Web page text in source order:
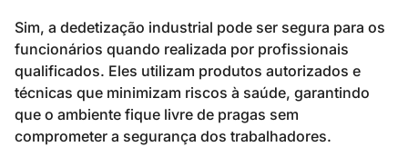
Sim, a dedetização industrial pode ser segura para os
funcionários quando realizada por profissionais
qualificados. Eles utilizam produtos autorizados e
técnicas que minimizam riscos à saúde, garantindo
que o ambiente fique livre de pragas sem
comprometer a segurança dos trabalhadores.